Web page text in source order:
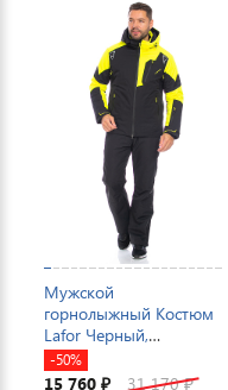
Мужской
горнолыжный Костюм
Lafor Черный,
767053K1
-50%
15 760 ₽ 31 170₽